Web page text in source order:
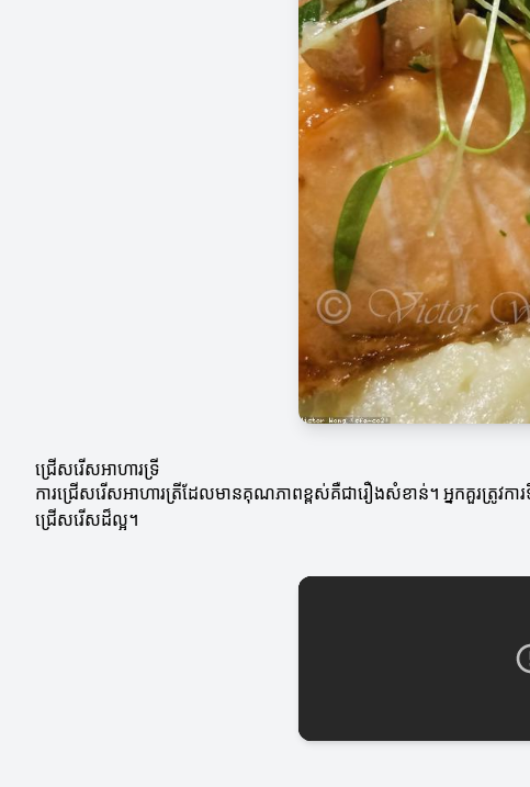
ជ្រើសរើសអាហារទ្រី
ការជ្រើសរើសអាហារត្រីដែលមានគុណភាពខ្ពស់គឺជារឿងសំខាន់។ អ្នកគួរត្រូវក
ជ្រើសរើសដ៏ល្អ។